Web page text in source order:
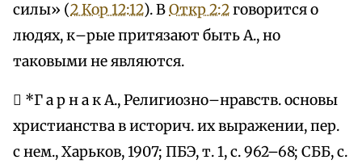
силы» (2 Кор 12:12). ВОткр 2:2говорится о
людях, к–рые притязают быть А., но
таковыми не являются.
 *Г а р н а к А., Религиозно–нравств. основы
христианства в историч. их выражении, пер.
с нем., Харьков, 1907; ПБЭ, т. 1, с. 962–68; СББ, с.